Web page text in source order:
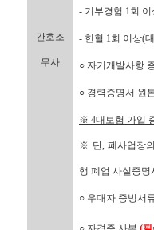
간호조
무사
- 기부경험 1회
- 헌혈 1회 이상(
○ 자기개발사항
○ 경력증명서 원
※ 4대보험 가입
※ 단, 폐사업장
행 폐업 사실증명
○ 우대자 증빙서